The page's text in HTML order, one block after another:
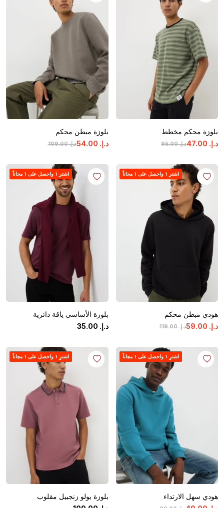
بلوزة محكم مخطط
د.إ.‏
95.00 د.إ. 47.00
بلوزة مبطن محكم
د.إ.‏
109.00 د.إ. 54.00
اشترِ ١ واحصل على ١ مجاناً
هودي مبطن محكم
د.إ.‏
119.00 د.إ. 59.00
اشترِ ١ واحصل على ١ مجاناً
بلوزة الأساسي ياقة دائرية
د.إ.
35.00
اشترِ ١ واحصل على ١ مجاناً
هودي سهل الارتداء
اشترِ ١ واحصل على ١ مجاناً
بلوزة بولو زنجبيل مقلوب